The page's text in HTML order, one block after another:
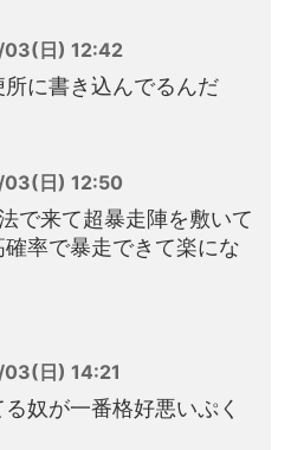
日) 12:42
に書き込んでるんだ
日) 12:50
で来て超暴走陣を敷いて
率で暴走できて楽にな
日) 14:21
奴が一番格好悪いぷく